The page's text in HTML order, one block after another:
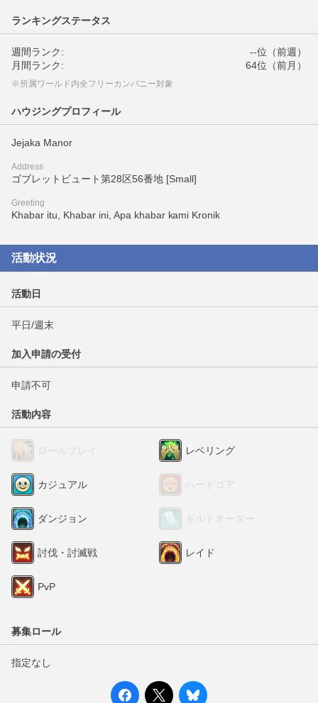
ランキングステータス
週間ランク:
--位（前週）
月間ランク:
64位（前月）
※所属ワールド内全フリーカンパニー対象
ハウジングプロフィール
Jejaka Manor
Address
ゴブレットビュート第28区56番地 [Small]
Greeting
Khabar itu, Khabar ini, Apa khabar kami Kronik
活動状況
活動日
平日/週末
加入申請の受付
申請不可
活動内容
ロールプレイ レベリング
カジュアル ハードコア
ダンジョン ギルドオーダー
討伐・討滅戦 レイド
PvP
募集ロール
指定なし